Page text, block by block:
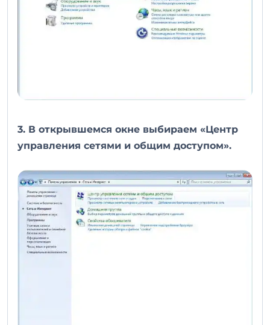
3. В открывшемся окне выбираем «Центр
управления сетями и общим доступом».